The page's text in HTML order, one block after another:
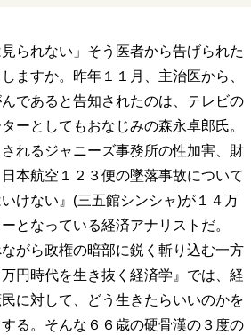
一流のルーティン
20代の現在地
10代・20代の土台
50代のリアル
美しさの哲学
見られない」そう医者から告げられた
ますか。昨年１１月、主治医から、
であると告知されたのは、テレビの
ーとしてもおなじみの森永卓郎氏。
れるジャニーズ事務所の性加害、財
本航空１２３便の墜落事故について
けない』(三五館シンシャ)が１４万
となっている経済アナリストだ。
がら政権の暗部に鋭く斬り込む一方
円時代を生き抜く経済学』では、経
に対して、どう生きたらいいのかを
る。そんな６６歳の硬骨漢の３度の